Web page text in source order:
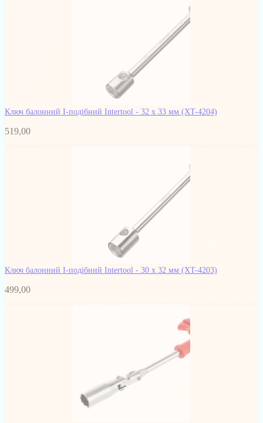
Ключ балонний I-подібний Intertool - 32 х 33 мм (XT-4204)
519,00
Ключ балонний I-подібний Intertool - 30 х 32 мм (XT-4203)
499,00